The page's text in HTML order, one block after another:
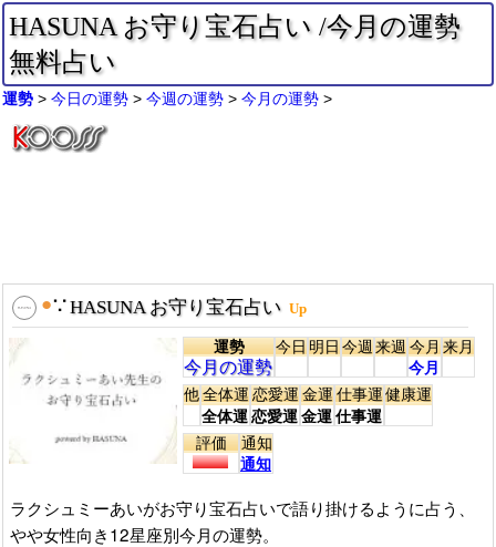
HASUNA お守り宝石占い /今月の運勢
無料占い
運勢 今日の運勢 今週の運勢 今月の運勢
●∵HASUNA お守り宝石占い Up
運勢
今月の運勢
今日明日今週来週今月
今月
来月
他全体運
全体運
恋愛運
恋愛運
金運
金運
仕事運
仕事運
健康運
評価
通知
通知
ラクシュミーあいがお守り宝石占いで語り掛けるように占う、
やや女性向き12星座別今月の運勢。